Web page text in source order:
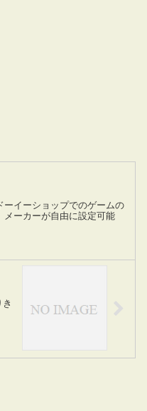
ーイーショップでのゲームの
メーカーが自由に設定可能